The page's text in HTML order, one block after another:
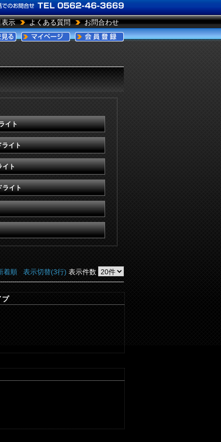
表示 よくある質問 お問合わせ
イト
ライト
イト
ライト
着順 表示切替(3行) 表示件数
プ